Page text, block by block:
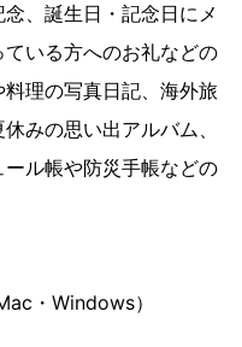
、誕生日・記念日にメ
いる方へのお礼などの
理の写真日記、海外旅
みの思い出アルバム、
ル帳や防災手帳などの
・Windows）